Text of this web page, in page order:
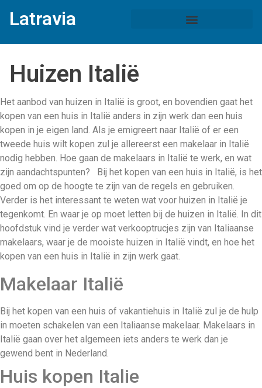
Latravia
Huizen Italië
Het aanbod van huizen in Italië is groot, en bovendien gaat het
kopen van een huis in Italië anders in zijn werk dan een huis
kopen in je eigen land. Als je emigreert naar Italië of er een
tweede huis wilt kopen zul je allereerst een makelaar in Italië
nodig hebben. Hoe gaan de makelaars in Italië te werk, en wat
zijn aandachtspunten? Bij het kopen van een huis in Italië, is het
goed om op de hoogte te zijn van de regels en gebruiken.
Verder is het interessant te weten wat voor huizen in Italië je
tegenkomt. En waar je op moet letten bij de huizen in Italië. In dit
hoofdstuk vind je verder wat verkooptrucjes zijn van Italiaanse
makelaars, waar je de mooiste huizen in Italië vindt, en hoe het
kopen van een huis in Italië in zijn werk gaat.
Makelaar Italië
Bij het kopen van een huis of vakantiehuis in Italië zul je de hulp
in moeten schakelen van een Italiaanse makelaar. Makelaars in
Italië gaan over het algemeen iets anders te werk dan je
gewend bent in Nederland.
Huis kopen Italie